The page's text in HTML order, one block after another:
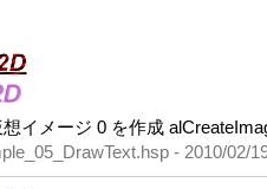
イメージ 0 を作成
- 2010/02/